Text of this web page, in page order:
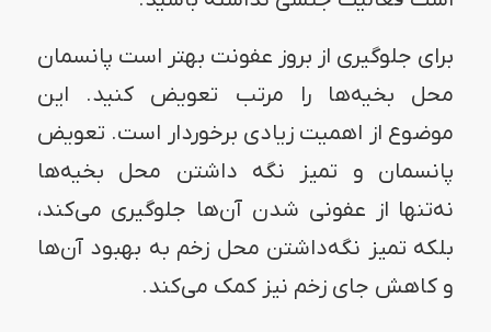
برای جلوگیری از بروز عفونت بهتر است پانسمان
محل بخیه‌ها را مرتب تعویض کنید. این
موضوع از اهمیت زیادی برخوردار است. تعویض
پانسمان و تمیز نگه داشتن محل بخیه‌ها
نه‌تنها از عفونی شدن آن‌ها جلوگیری می‌کند،
بلکه تمیز نگه‌داشتن محل زخم به بهبود آن‌ها
و کاهش جای زخم نیز کمک می‌کند.